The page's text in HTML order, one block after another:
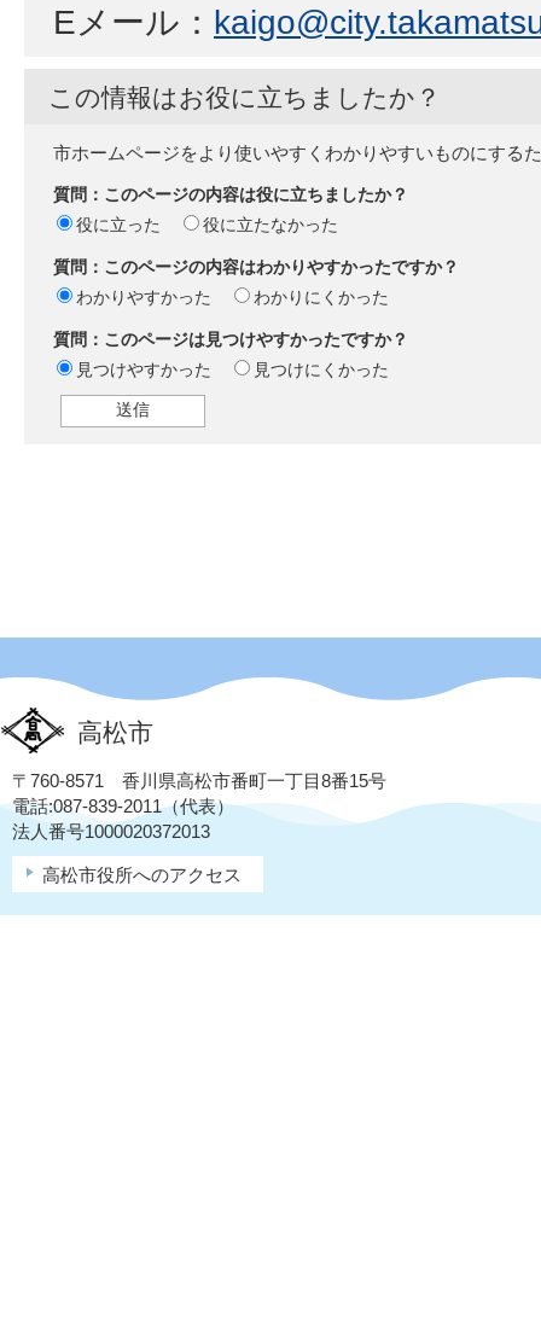
Eメール：
この情報はお役に立ちましたか？
市ホームページをより使いやすくわかりやすいものにする
質問：このページの内容は役に立ちましたか？
役に立った
役に立たなかった
質問：このページの内容はわかりやすかったですか？
わかりやすかった
わかりにくかった
質問：このページは見つけやすかったですか？
見つけやすかった
見つけにくかった
高松市
〒760-8571 香川県高松市番町一丁目8番15号
電話:087-839-2011（代表）
法人番号1000020372013
高松市役所へのアクセス